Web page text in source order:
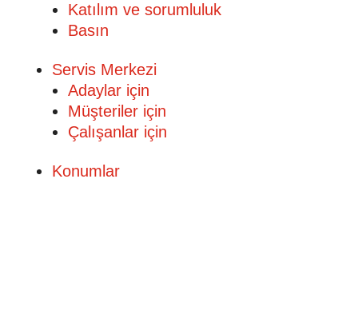
Katılım ve sorumluluk
Basın
Servis Merkezi
Adaylar için
Müşteriler için
Çalışanlar için
Konumlar